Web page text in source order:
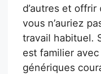
d’autres et
vous n’auriez
travail habituel.
est familier
génériques